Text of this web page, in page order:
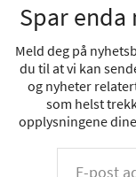
Spar enda
Meld deg på
du til at vi kan
og nyheter
som helst
opplysningene